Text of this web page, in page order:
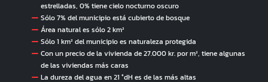
estrelladas, 0% tiene cielo nocturno oscuro
Sólo 7% del municipio está cubierto de bosque
Área natural es sólo 2 km²
Sólo 1 km² del municipio es naturaleza protegida
Con un precio de la vivienda de 27.000 kr. por m², tiene algunas
de las viviendas más caras
La dureza del agua en 21 °dH es de las más altas